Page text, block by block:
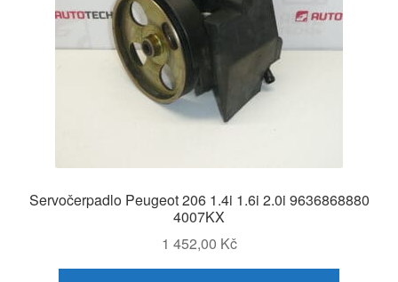
Servočerpadlo Peugeot 206 1.4i 1.6i 2.0i 9636868880
4007KX
1 452,00 Kč